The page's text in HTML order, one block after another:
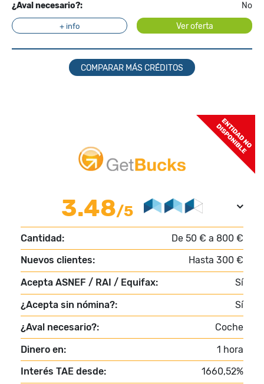
¿Aval necesario?:
No
+ info Ver oferta
COMPARAR MÁS CRÉDITOS
3.48/5
Cantidad:
De 50 € a 800 €
Nuevos clientes:
Hasta 300 €
Acepta ASNEF / RAI / Equifax:
Sí
¿Acepta sin nómina?:
Sí
¿Aval necesario?:
Coche
Dinero en:
1 hora
Interés TAE desde:
1660,52%